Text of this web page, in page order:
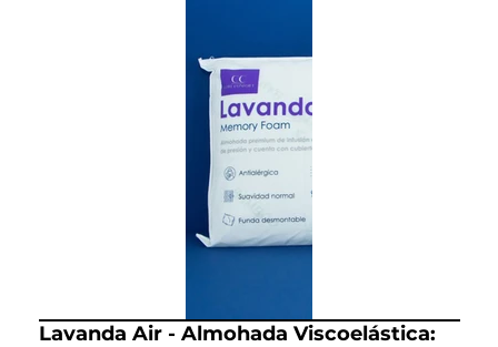
Lavanda Air - Almohada Viscoelástica: